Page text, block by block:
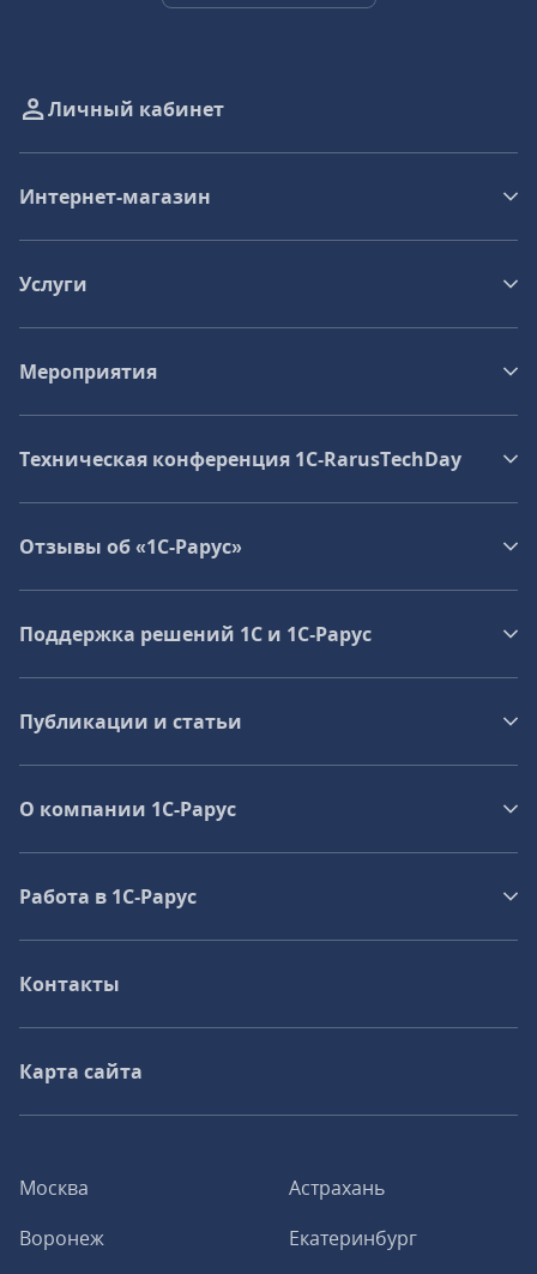
Москва
Астрахань
Воронеж
Екатеринбург
Личный кабинет
Интернет-магазин
Услуги
Мероприятия
Техническая конференция 1C‑RarusTechDay
Отзывы об «1С-Рарус»
Поддержка решений 1С и 1С‑Рарус
Публикации и статьи
О компании 1C-Рарус
Работа в 1С‑Рарус
Контакты
Карта сайта